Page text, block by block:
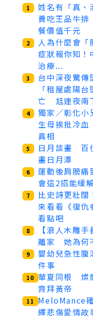
1
姓名有「真、
費吃王品牛
餐價值千元
2
人為什麼會「
症狀報你知！
治療...
3
台中深夜驚傳
「租屋處陽
亡 尪連夜南
4
獨家／彰化小
生母挨批冷
真相
5
日月談畫 百
畫日月潭
6
運動後肩膀
會這2招能緩
7
比史詩更壯闊
來看看《復仇
看點吧
8
【浪人木雕
離家 她為何
9
嬰幼兒急性
件事
10 華夏同根 燦
齊拜黃帝
11
MeloMance
繹悲傷愛情故